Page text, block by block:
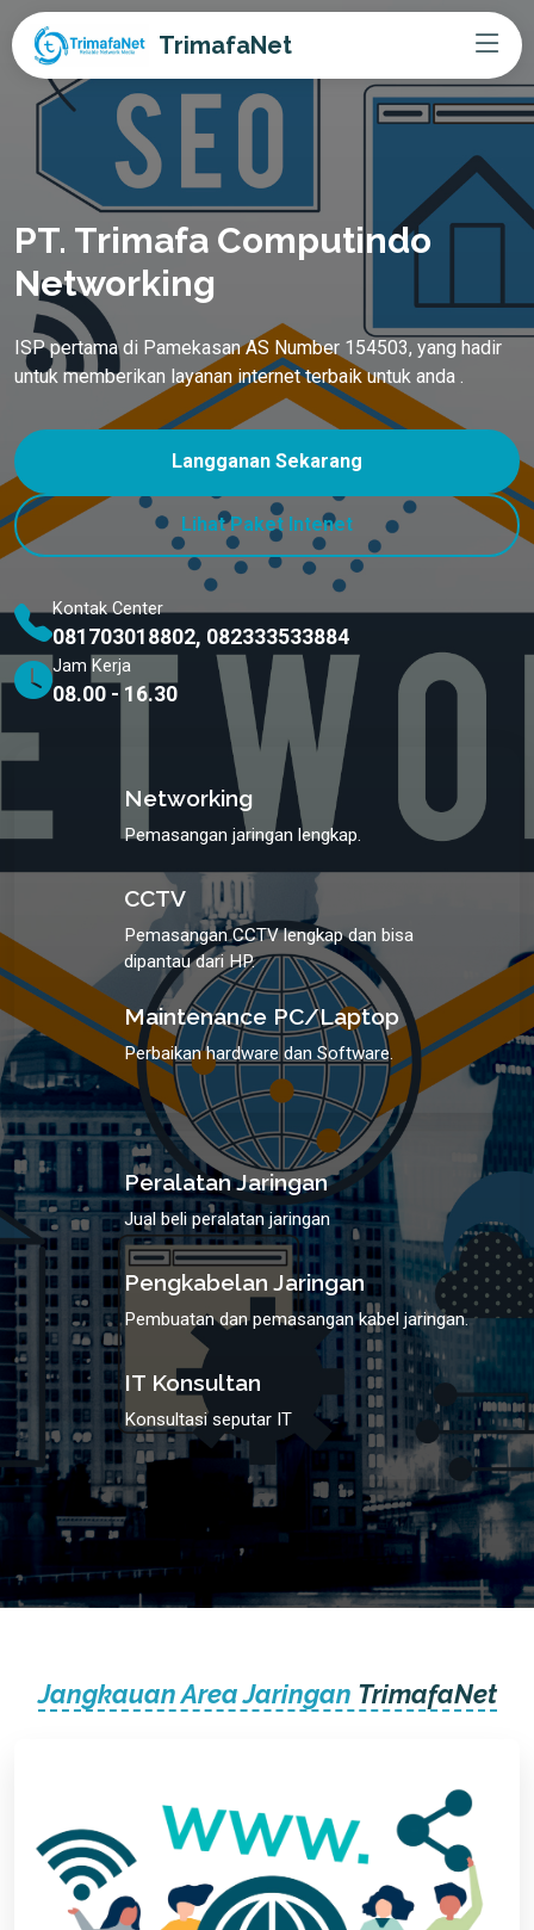
TrimafaNet
PT. Trimafa Computindo
Networking
ISP pertama di Pamekasan AS Number 154503, yang hadir
untuk memberikan layanan internet terbaik untuk anda .
Langganan Sekarang
Lihat Paket Intenet
Kontak Center
081703018802, 082333533884
Jam Kerja
08.00 - 16.30
Networking
Pemasangan jaringan lengkap.
CCTV
Pemasangan CCTV lengkap dan bisa
dipantau dari HP.
Maintenance PC/Laptop
Perbaikan hardware dan Software.
Peralatan Jaringan
Jual beli peralatan jaringan
Pengkabelan Jaringan
Pembuatan dan pemasangan kabel jaringan.
IT Konsultan
Konsultasi seputar IT
Jangkauan Area Jaringan TrimafaNet